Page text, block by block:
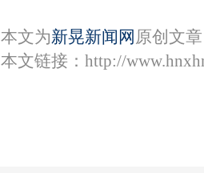
本文为新晃新闻网 原创文
本文链接： http://